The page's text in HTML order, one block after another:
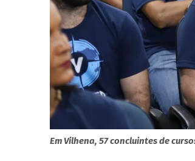
Em Vilhena, 57 concluintes de